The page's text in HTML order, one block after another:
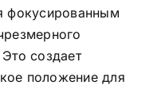
фокусированным
создает
положение для